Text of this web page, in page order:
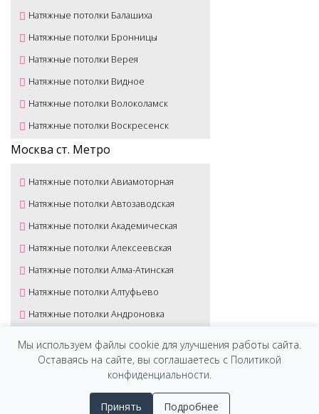
Натяжные потолки Балашиха
Натяжные потолки Бронницы
Натяжные потолки Верея
Натяжные потолки Видное
Натяжные потолки Волоколамск
Натяжные потолки Воскресенск
Натяжные потолки Высоковск
Натяжные потолки Дзержинский
Натяжные потолки Дмитров
Натяжные потолки Дрезна
Натяжные потолки Дубна
Натяжные потолки Егорьевск
Натяжные потолки Жуковский
Натяжные потолки Зарайск
Москва ст. Метро
Натяжные потолки Авиамоторная
Натяжные потолки Автозаводская
Натяжные потолки Академическая
Натяжные потолки Алексеевская
Натяжные потолки Алма-Атинская
Натяжные потолки Алтуфьево
Натяжные потолки Андроновка
Натяжные потолки Арбатская
Натяжные потолки Аэропорт
Натяжные потолки Бабушкинская
© 2025. Все права защищены.
Мы используем файлы cookie для улучшения работы сайта.
Оставаясь на сайте, вы соглашаетесь с Политикой
конфиденциальности.
Принять Подробнее